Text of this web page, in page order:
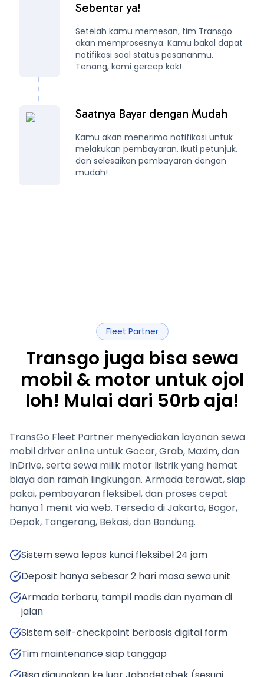
Sebentar ya!
Setelah kamu memesan, tim Transgo
akan memprosesnya. Kamu bakal dapat
notifikasi soal status pesananmu.
Tenang, kami gercep kok!
Saatnya Bayar dengan Mudah
Kamu akan menerima notifikasi untuk
melakukan pembayaran. Ikuti petunjuk,
dan selesaikan pembayaran dengan
mudah!
Fleet Partner
Transgo juga bisa sewa
mobil & motor untuk ojol
loh! Mulai dari 50rb aja!
TransGo Fleet Partner menyediakan layanan sewa
mobil driver online untuk Gocar, Grab, Maxim, dan
InDrive, serta sewa milik motor listrik yang hemat
biaya dan ramah lingkungan. Armada terawat, siap
pakai, pembayaran fleksibel, dan proses cepat
hanya 1 menit via web. Tersedia di Jakarta, Bogor,
Depok, Tangerang, Bekasi, dan Bandung.
Sistem sewa lepas kunci fleksibel 24 jam
Deposit hanya sebesar 2 hari masa sewa unit
Armada terbaru, tampil modis dan nyaman di
jalan
Sistem self-checkpoint berbasis digital form
Tim maintenance siap tanggap